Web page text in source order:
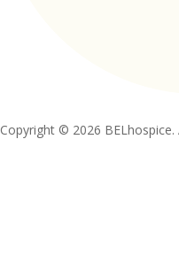
Copyright © 2026 BELhospice.